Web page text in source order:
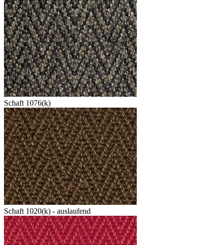
Schaft 1076(k)
Schaft 1020(k) - auslaufend